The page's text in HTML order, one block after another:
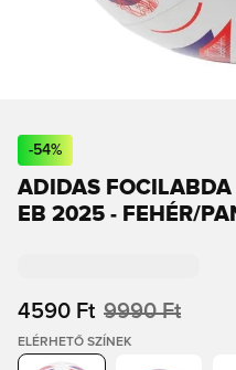
-54%
ADIDAS FOCILABDA
EB 2025 - FEHÉR/
4590 Ft 9990 Ft
ELÉRHETŐ SZÍNEK